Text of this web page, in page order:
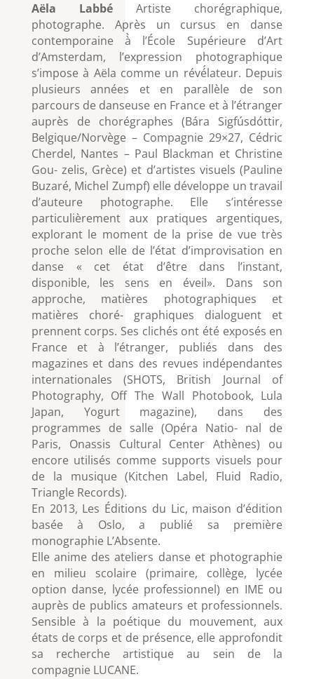
Aëla LabbéArtiste chorégraphique,
photographe. Après un cursus en danse
contemporaine à̀ l’École Supérieure d’Art
d’Amsterdam, l’expression photographique
s’impose à Aëla comme un révé́lateur. Depuis
plusieurs années et en parallèle de son
parcours de danseuse en France et à l’étranger
auprès de chorégraphes (Bára Sigfúsdóttir,
Belgique/Norvège – Compagnie 29×27, Cédric
Cherdel, Nantes – Paul Blackman et Christine
Gou- zelis, Grèce) et d’artistes visuels (Pauline
Buzaré, Michel Zumpf) elle développe un travail
d’auteure photographe. Elle s’intéresse
particulièrement aux pratiques argentiques,
explorant le moment de la prise de vue très
proche selon elle de l’état d’improvisation en
danse « cet état d’être dans l’instant,
disponible, les sens en éveil». Dans son
approche, matières photographiques et
matières choré- graphiques dialoguent et
prennent corps. Ses clichés ont été exposés en
France et à l’étranger, publiés dans des
magazines et dans des revues indépendantes
internationales (SHOTS, British Journal of
Photography, Off The Wall Photobook, Lula
Japan, Yogurt magazine), dans des
programmes de salle (Opéra Natio- nal de
Paris, Onassis Cultural Center Athènes) ou
encore utilisés comme supports visuels pour
de la musique (Kitchen Label, Fluid Radio,
Triangle Records).
En 2013, Les Éditions du Lic, maison d’édition
basée à Oslo, a publié sa première
monographie L’Absente.
Elle anime des ateliers danse et photographie
en milieu scolaire (primaire, collège, lycée
option danse, lycée professionnel) en IME ou
auprès de publics amateurs et professionnels.
Sensible à la poétique du mouvement, aux
états de corps et de présence, elle approfondit
sa recherche artistique au sein de la
compagnie LUCANE.